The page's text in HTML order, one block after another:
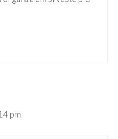
pm